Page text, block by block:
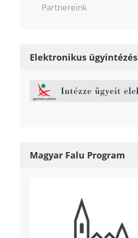
Partnereink
Elektronikus ügyintézés
Magyar Falu Program